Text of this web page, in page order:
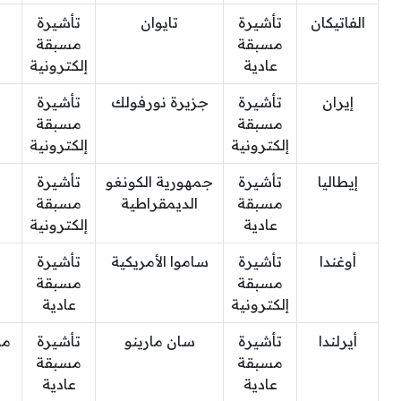
الفاتيكان
تأشيرة
مسبقة
عادية
تايوان
تأشيرة
مسبقة
إلكترونية
إيران
تأشيرة
مسبقة
إلكترونية
جزيرة نورفولك
تأشيرة
مسبقة
إلكترونية
إيطاليا
تأشيرة
مسبقة
عادية
جمهورية الكونغو
الديمقراطية
تأشيرة
مسبقة
إلكترونية
أوغندا
تأشيرة
مسبقة
إلكترونية
ساموا الأمريكية
تأشيرة
مسبقة
عادية
أيرلندا
تأشيرة
مسبقة
عادية
سان مارينو
تأشيرة
مسبقة
عادية